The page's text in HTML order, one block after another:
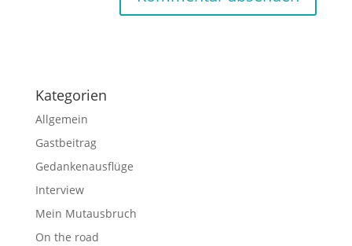
Kategorien
Allgemein
Gastbeitrag
Gedankenausflüge
Interview
Mein Mutausbruch
On the road